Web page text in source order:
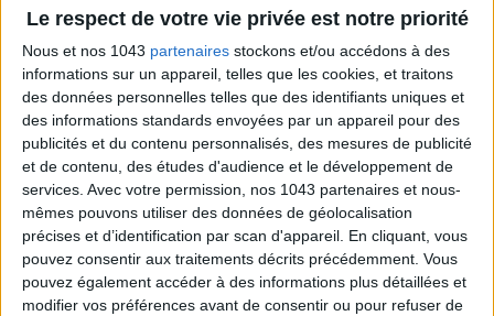
Le respect de votre vie privée est notre priorité
Nous et nos 1043 partenaires stockons et/ou accédons à des
informations sur un appareil, telles que les cookies, et traitons
des données personnelles telles que des identifiants uniques et
des informations standards envoyées par un appareil pour des
publicités et du contenu personnalisés, des mesures de publicité
et de contenu, des études d'audience et le développement de
services. Avec votre permission, nos 1043 partenaires et nous-
mêmes pouvons utiliser des données de géolocalisation
précises et d’identification par scan d'appareil. En cliquant, vous
pouvez consentir aux traitements décrits précédemment. Vous
pouvez également accéder à des informations plus détaillées et
modifier vos préférences avant de consentir ou pour refuser de
ÉLYSÉE - ÉTOILE: CHIC ADDRESSES TO REMEMBER